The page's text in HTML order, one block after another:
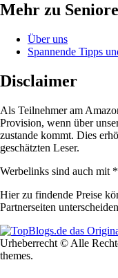
Mehr zu
Über uns
Spannende Tipps
Disclaimer
Als Teilnehmer am
Provision, wenn über
zustande kommt. Dies
geschätzten Leser.
Werbelinks sind auch mit
Hier zu findende Preise
Partnerseiten
Urheberrecht © Alle
themes.